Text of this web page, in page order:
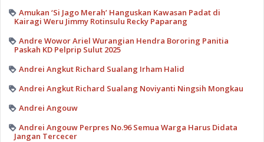
Amukan ‘Si Jago Merah’ Hanguskan Kawasan Padat di
Kairagi Weru Jimmy Rotinsulu Recky Paparang
Andre Wowor Ariel Wurangian Hendra Bororing Panitia
Paskah KD Pelprip Sulut 2025
Andrei Angkut Richard Sualang Irham Halid
Andrei Angkut Richard Sualang Noviyanti Ningsih Mongkau
Andrei Angouw
Andrei Angouw Perpres No.96 Semua Warga Harus Didata
Jangan Tercecer